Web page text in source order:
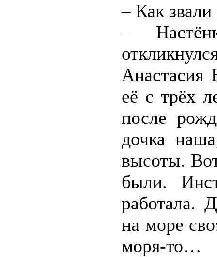
– Как
–
её с трёх
после
дочка
высоты.
были.
работала.
на море
моря-то…